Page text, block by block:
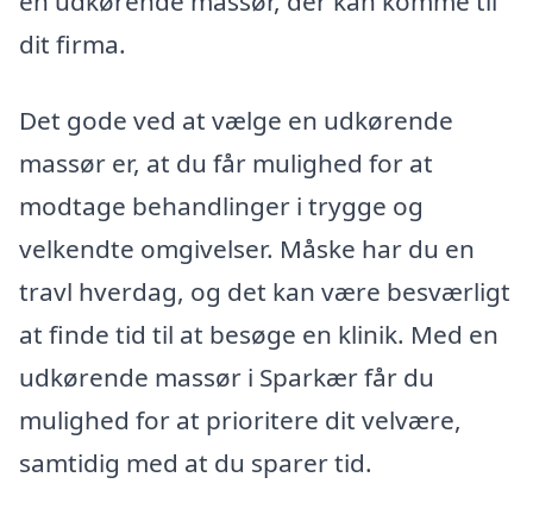
dit firma.
Det gode ved at vælge en udkørende
massør er, at du får mulighed for at
modtage behandlinger i trygge og
velkendte omgivelser. Måske har du en
travl hverdag, og det kan være besværligt
at finde tid til at besøge en klinik. Med en
udkørende massør i Sparkær får du
mulighed for at prioritere dit velvære,
samtidig med at du sparer tid.